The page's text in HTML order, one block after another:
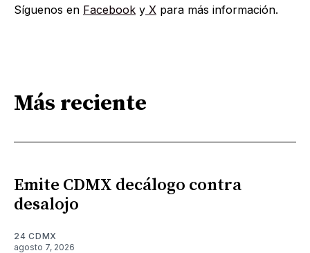
Síguenos en Facebook y X para más información.
Más reciente
Emite CDMX decálogo contra
desalojo
24 CDMX
agosto 7, 2026